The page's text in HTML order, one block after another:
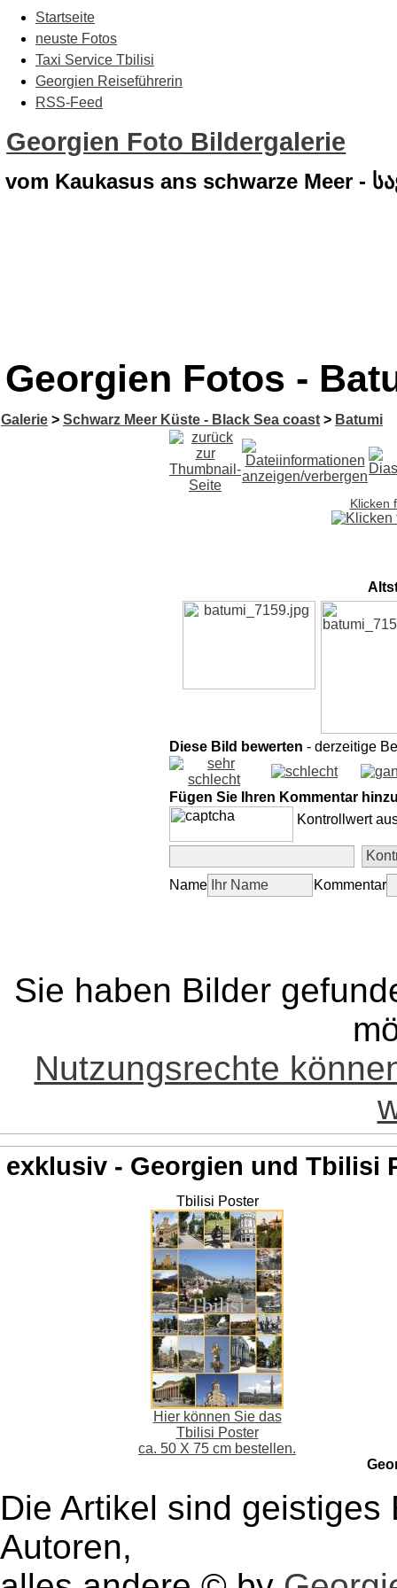
Startseite
neuste Fotos
Taxi Service Tbilisi
Georgien Reiseführerin
RSS-Feed
Georgien Foto Bildergalerie
vom Kaukasus ans schwarze Meer -
Georgien Fotos -
Galerie > Schwarz Meer Küste - Black Sea coast > Batumi
Klicken
Diese Bild bewerten - derzeitige
Fügen Sie Ihren Kommentar
Kontrollwert
Name Kommentar
Sie haben Bilder
Nutzungsrechte
exklusiv - Georgien und Tbilisi
Tbilisi Poster
Hier können Sie das
Tbilisi Poster
ca. 50 X 75 cm bestellen.
Die Artikel sind
Autoren,